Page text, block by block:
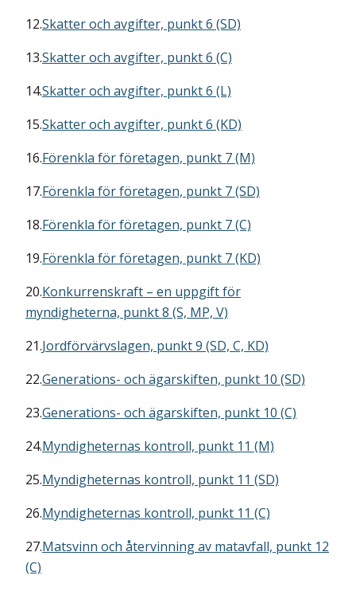
12.Skatter och avgifter, punkt 6 (SD)
13.Skatter och avgifter, punkt 6 (C)
14.Skatter och avgifter, punkt 6 (L)
15.Skatter och avgifter, punkt 6 (KD)
16.Förenkla för företagen, punkt 7 (M)
17.Förenkla för företagen, punkt 7 (SD)
18.Förenkla för företagen, punkt 7 (C)
19.Förenkla för företagen, punkt 7 (KD)
20.Konkurrenskraft – en uppgift för
myndigheterna, punkt 8 (S, MP, V)
21.Jordförvärvslagen, punkt 9 (SD, C, KD)
22.Generations- och ägarskiften, punkt 10 (SD)
23.Generations- och ägarskiften, punkt 10 (C)
24.Myndigheternas kontroll, punkt 11 (M)
25.Myndigheternas kontroll, punkt 11 (SD)
26.Myndigheternas kontroll, punkt 11 (C)
27.Matsvinn och återvinning av matavfall, punkt 12
(C)